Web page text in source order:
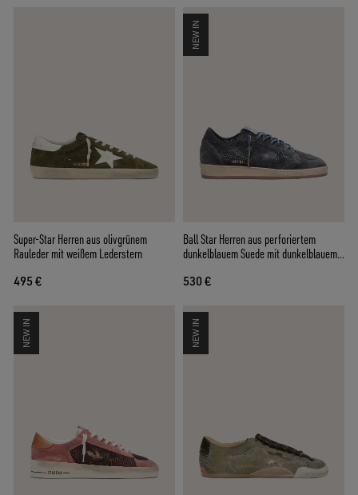
Super-Star Herren aus olivgrünem
Rauleder mit weißem Lederstern
495 €
NEW IN
Ball Star Herren aus perforiertem
dunkelblauem Suede mit dunkelblauem
530 €
NEW IN NEW IN